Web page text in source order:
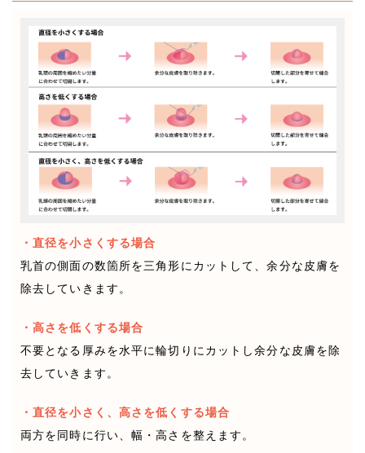
・直径を小さくする場合
乳首の側面の数箇所を三角形にカットして、余分な皮膚を
除去していきます。
・高さを低くする場合
不要となる厚みを水平に輪切りにカットし余分な皮膚を除
去していきます。
・直径を小さく、高さを低くする場合
両方を同時に行い、幅・高さを整えます。